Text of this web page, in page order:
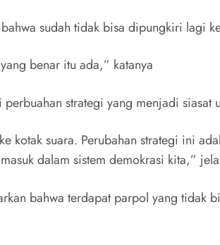
sudah tidak bisa dipungkiri lagi
benar itu ada,” katanya
strategi yang menjadi siasat
kotak suara. Perubahan strategi ini
dalam sistem demokrasi kita,”
bahwa terdapat parpol yang